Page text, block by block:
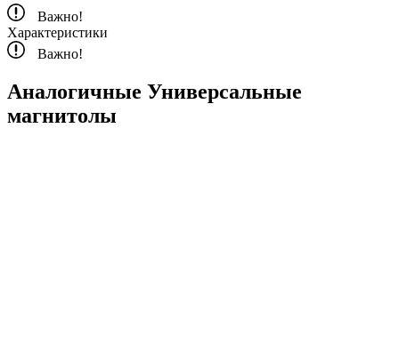
Важно!
Характеристики
Важно!
Аналогичные Универсальные
магнитолы